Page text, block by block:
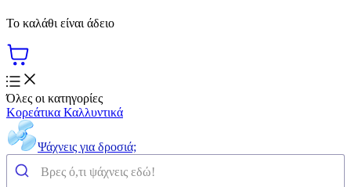
Το καλάθι είναι άδειο
Όλες οι κατηγορίες
Κορεάτικα Καλλυντικά
Ψάχνεις για δροσιά;